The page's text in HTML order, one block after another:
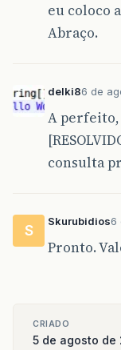
eu coloco
Abraço.
delki86 de
A perfeito,
consulta
S
Skurubidios6
Pronto.
CRIADO
5 de agosto de